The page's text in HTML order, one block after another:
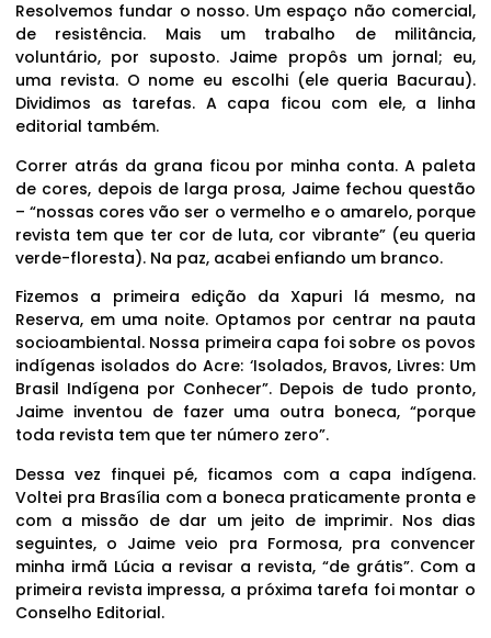
Resolvemos fundar o nosso. Um espaço não comercial,
de resistência. Mais um trabalho de militância,
voluntário, por suposto. Jaime propôs um jornal; eu,
uma revista. O nome eu escolhi (ele queria Bacurau).
Dividimos as tarefas. A capa ficou com ele, a linha
editorial também.
Correr atrás da grana ficou por minha conta. A paleta
de cores, depois de larga prosa, Jaime fechou questão
– “nossas cores vão ser o vermelho e o amarelo, porque
revista tem que ter cor de luta, cor vibrante” (eu queria
verde-floresta). Na paz, acabei enfiando um branco.
Fizemos a primeira edição da Xapuri lá mesmo, na
Reserva, em uma noite. Optamos por centrar na pauta
socioambiental. Nossa primeira capa foi sobre os povos
indígenas isolados do Acre: ‘Isolados, Bravos, Livres: Um
Brasil Indígena por Conhecer”. Depois de tudo pronto,
Jaime inventou de fazer uma outra boneca, “porque
toda revista tem que ter número zero”.
Dessa vez finquei pé, ficamos com a capa indígena.
Voltei pra Brasília com a boneca praticamente pronta e
com a missão de dar um jeito de imprimir. Nos dias
seguintes, o Jaime veio pra Formosa, pra convencer
minha irmã Lúcia a revisar a revista, “de grátis”. Com a
primeira revista impressa, a próxima tarefa foi montar o
Conselho Editorial.